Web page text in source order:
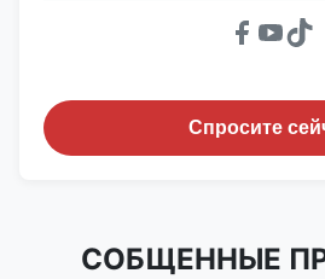
Спросите
СОБЩЕННЫЕ